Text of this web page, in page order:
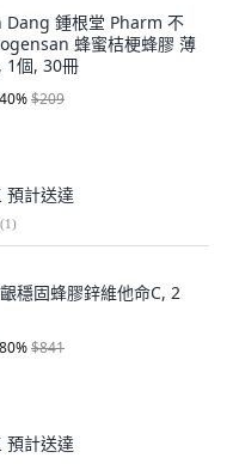
Dang 鍾根堂 Pharm 不
蜂蜜桔梗蜂膠 薄
1個, 30冊
40%$209
預計送達
(1)
穩固蜂膠鋅維他命C, 2
80%$841
預計送達